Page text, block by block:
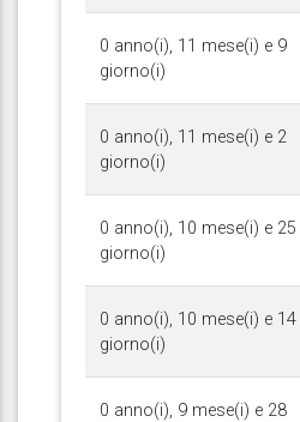
0 anno(i), 11 mese(i) e 9
giorno(i)
0 anno(i), 11 mese(i) e 2
giorno(i)
0 anno(i), 10 mese(i) e 25
giorno(i)
0 anno(i), 10 mese(i) e 14
giorno(i)
0 anno(i), 9 mese(i) e 28